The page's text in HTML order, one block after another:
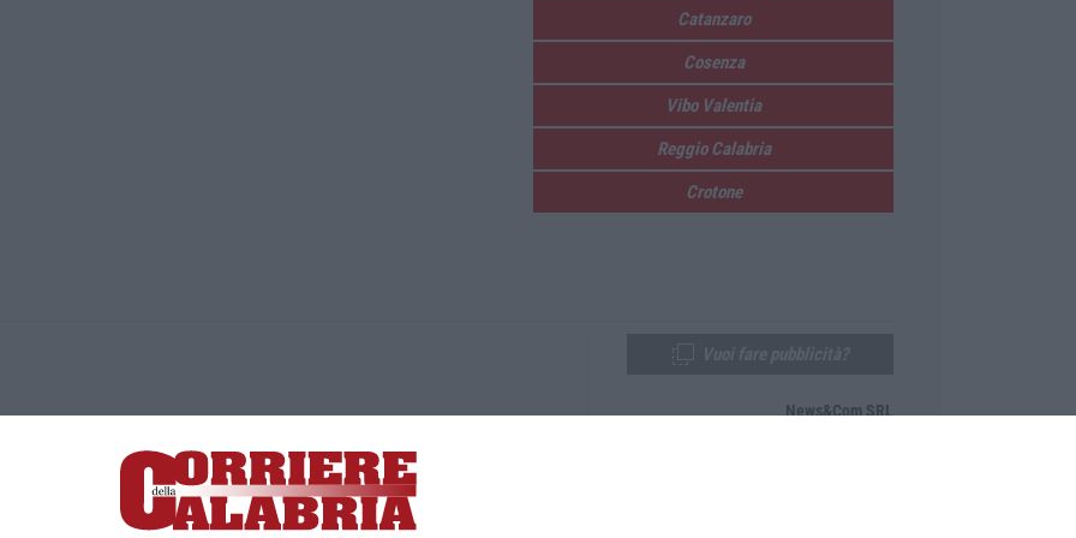
Catanzaro
Cosenza
Vibo Valentia
Reggio Calabria
Crotone
Lamezia Terme (CZ)
responsabile Paola Militano |Privacy
News&Com SRL